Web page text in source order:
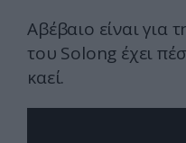
Αβέβαιο είναι για
του Solong έχει
καεί.